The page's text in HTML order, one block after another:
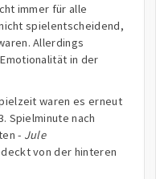
immer für alle
spielentscheidend,
Allerdings
in der
waren es erneut
Spielminute nach
- Jule
von der hinteren